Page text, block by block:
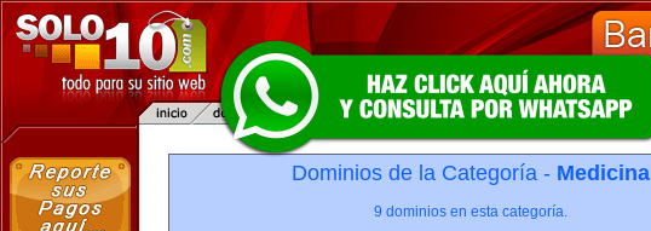
Dominios de la Categoría - Medicina
9 dominios en esta categoría.